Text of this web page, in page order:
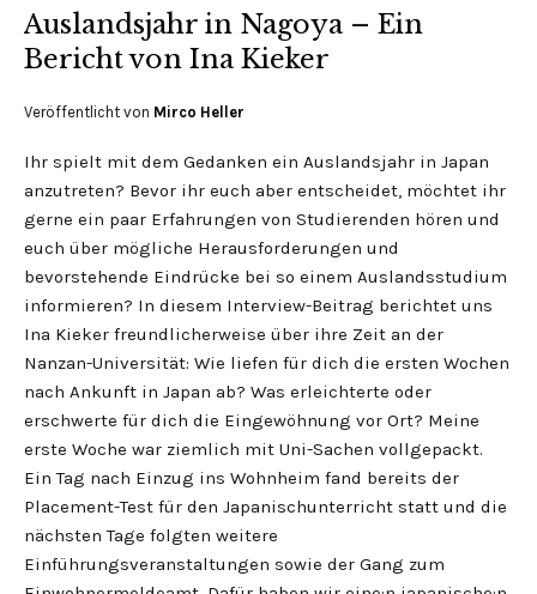
Auslandsjahr in Nagoya – Ein
Bericht von Ina Kieker
Veröffentlicht von Mirco Heller
Ihr spielt mit dem Gedanken ein Auslandsjahr in Japan
anzutreten? Bevor ihr euch aber entscheidet, möchtet ihr
gerne ein paar Erfahrungen von Studierenden hören und
euch über mögliche Herausforderungen und
bevorstehende Eindrücke bei so einem Auslandsstudium
informieren? In diesem Interview-Beitrag berichtet uns
Ina Kieker freundlicherweise über ihre Zeit an der
Nanzan-Universität: Wie liefen für dich die ersten Wochen
nach Ankunft in Japan ab? Was erleichterte oder
erschwerte für dich die Eingewöhnung vor Ort? Meine
erste Woche war ziemlich mit Uni-Sachen vollgepackt.
Ein Tag nach Einzug ins Wohnheim fand bereits der
Placement-Test für den Japanischunterricht statt und die
nächsten Tage folgten weitere
Einführungsveranstaltungen sowie der Gang zum